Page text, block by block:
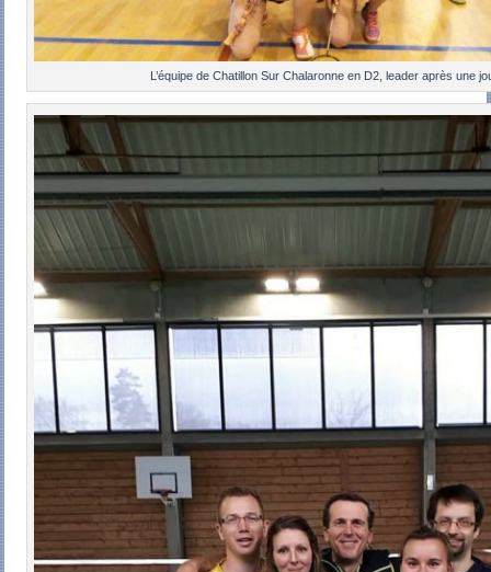
L’équipe de Chatillon Sur Chalaronne en D2, leader après une